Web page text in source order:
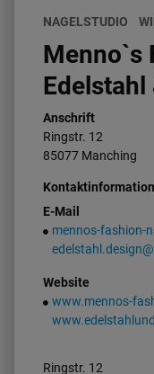
NAGELSTUDIO
Menno`s
Edelstahl
Ringstr. 12
Anschrift
Ringstr. 12
85077 Manching
E-Mail
mennos-fashion-
Website
www.mennos-